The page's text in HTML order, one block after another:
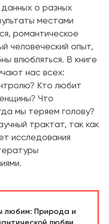
о разных
местами
романтическое
человеческий опыт,
влюбляться. В книге
нас всех:
Кто любит
Что
мы теряем голову?
трактат, так как
исследования
любим: Природа и